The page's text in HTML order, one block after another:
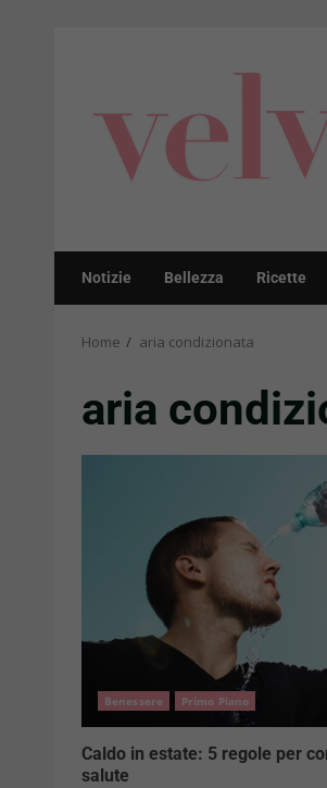
Notizie Bellezza Ricette
Home aria condizionata
aria
Benessere Primo Piano
Caldo in estate: 5 regole per
salute